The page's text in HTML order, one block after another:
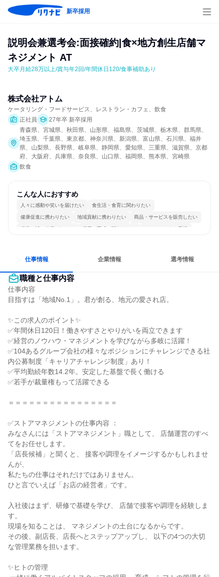
新卒採用
説明会兼選考会:面接確約|食×地方創生店舗マ
ネジメント AT
大卒月給28万以上/賞与年2回/年間休日120/食事補助あり
株式会社アトム
ケータリング・フードサービス、レストラン・カフェ、飲食
正社員
27年卒 新卒採用
青森県、宮城県、秋田県、山形県、福島県、茨城県、栃木県、群馬県、
埼玉県、千葉県、東京都、神奈川県、新潟県、富山県、石川県、福井
県、山梨県、長野県、岐阜県、静岡県、愛知県、三重県、滋賀県、京都
府、大阪府、兵庫県、奈良県、山口県、福岡県、熊本県、宮崎県
飲食
こんな人におすすめ
人々に感動や笑いを届けたい 食生活・食育に関わりたい
健康促進に携わりたい 地域貢献に携わりたい 商品・サービスを販売したい
経営に近い仕事がしたい 採用・育成に関わりたい チームワークを重視
仕事情報 企業情報 選考情報
職種と仕事内容
仕事内容
目指すは「地域No.1」。君が創る、地元の愛され店。
✨この求人のポイント✨
✅年間休日120日！働きやすさとやりがいを両立できます
✅経営のノウハウ・マネジメントを学びながら多岐に活躍！
✅104あるグループ会社の様々なポジションにチャレンジできる社
内公募制度「キャリアチャレンジ制度」あり！
✅平均勤続年数14.2年。安定した基盤で長く働ける
✅若手が裁量権もって活躍できる
＝＝＝＝＝＝＝＝＝＝＝＝＝＝＝＝
✅ストアマネジメントの仕事内容 ：
みなさんには「ストアマネジメント」職として、 店舗運営のすべ
てをお任せします。
「店長候補」と聞くと、 接客や調理をイメージするかもしれませ
んが、
私たちの仕事はそれだけではありません。
ひと言でいえば「お店の経営者」です。
入社後はまず、研修で基礎を学び、 店舗で接客や調理を経験しま
す。
現場を知ることは、 マネジメントの土台になるからです。
その後、副店長、店長へとステップアップし、 以下の4つの大切
な管理業務を担います。
✨ヒトの管理